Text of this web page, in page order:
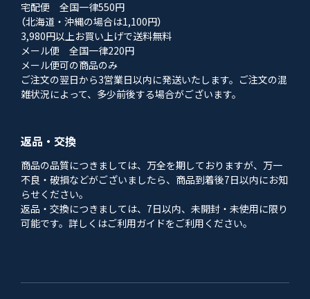
宅配便 全国一律550円
（北海道・沖縄の場合は1,100円）
3,980円以上お買い上げで送料無料
メール便 全国一律220円
メール便可の商品のみ
ご注文の翌日から3営業日以内に発送いたします。ご注文の混
雑状況によって、多少前後する場合がございます。
返品・交換
商品の品質につきましては、万全を期しておりますが、万一
不良・破損などがございましたら、商品到着後7日以内にお知
らせください。
返品・交換につきましては、7日以内、未開封・未使用に限り
可能です。詳しくはご利用ガイドをご利用ください。